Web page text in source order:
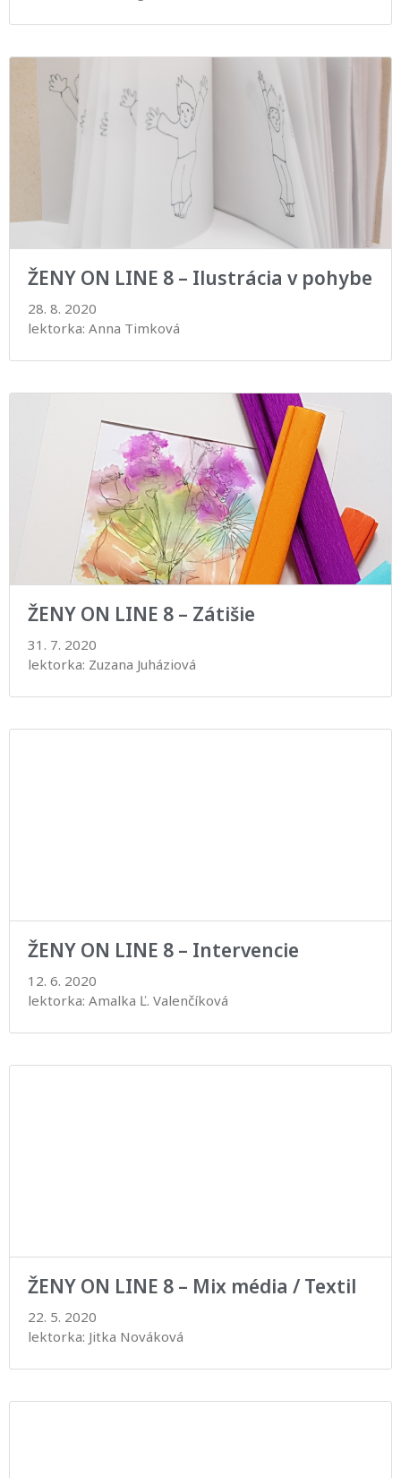
ŽENY ON LINE 8 – Ilustrácia v pohybe
28. 8. 2020
lektorka: Anna Timková
ŽENY ON LINE 8 – Zátišie
31. 7. 2020
lektorka: Zuzana Juháziová
ŽENY ON LINE 8 – Intervencie
12. 6. 2020
lektorka: Amalka Ľ. Valenčíková
ŽENY ON LINE 8 – Mix média / Textil
22. 5. 2020
lektorka: Jitka Nováková